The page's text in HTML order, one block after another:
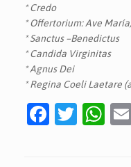
* Credo
* Offertorium: Ave
* Sanctus –Benedictus
* Candida Virginitas
* Agnus Dei
* Regina Coeli Laetare
F
T
W